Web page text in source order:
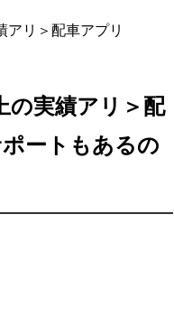
リ＞配車アプリ
の実績アリ＞配
ートもあるの